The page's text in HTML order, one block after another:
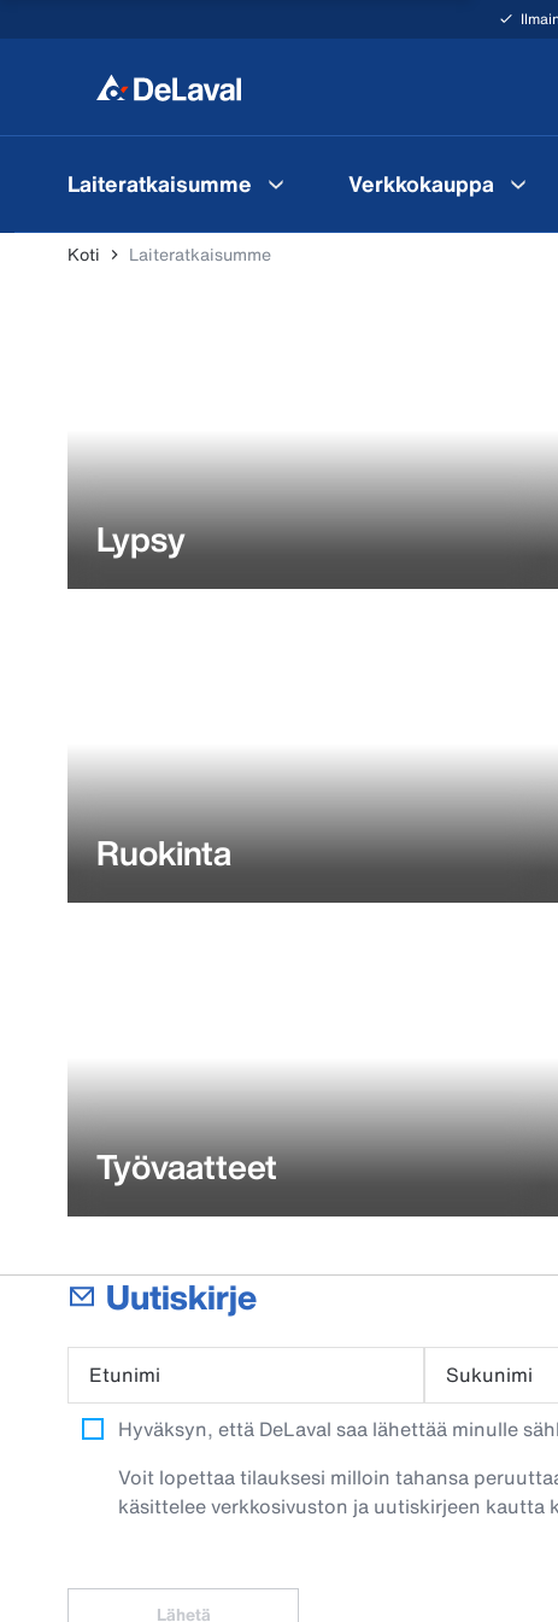
Laiteratkaisumme Verkkokauppa
Koti Laiteratkaisumme
Lypsy
Ruokinta
Työvaatteet
Uutiskirje
Etunimi Sukunimi
Hyväksyn, että DeLaval saa lähettää minulle
Voit lopettaa tilauksesi milloin tahansa
käsittelee verkkosivuston ja uutiskirjeen
Lähetä